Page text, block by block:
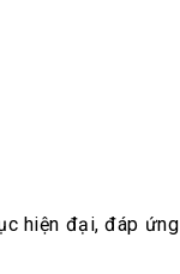
hiện đại, đáp ứng